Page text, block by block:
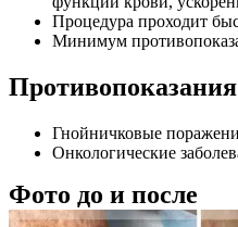
Процедура проходит
Минимум
Противопоказания
Гнойничковые
Онкологические
Фото до и после